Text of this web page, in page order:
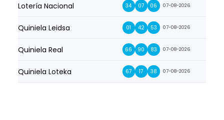
Lotería Nacional 34 07 06 07-08-2026
Quiniela Leidsa 01 42 53 07-08-2026
Quiniela Real 66 90 83 07-08-2026
Quiniela Loteka 67 17 38 07-08-2026